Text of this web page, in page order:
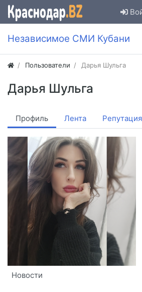
Независимое СМИ Кубани
Пользователи Дарья Шульга
Дарья Шульга
Профиль Лента Репутация
Новости